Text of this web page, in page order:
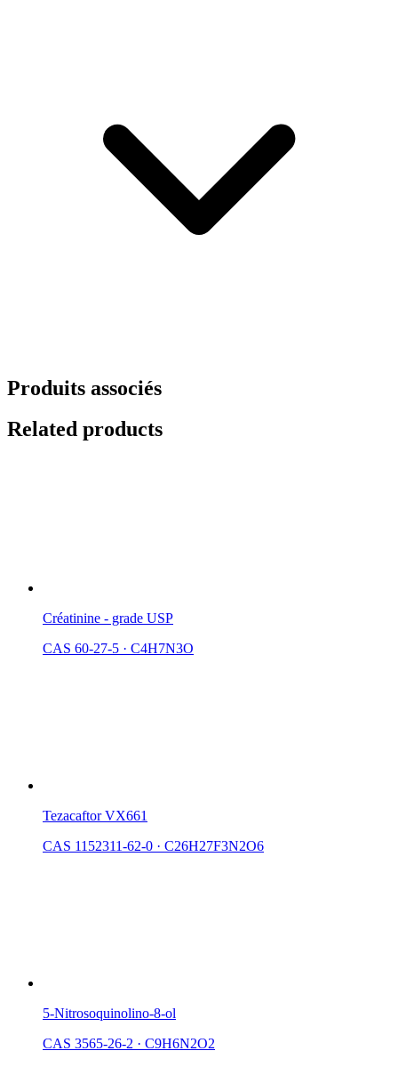
Produits associés
Related products
Créatinine - grade USP
CAS 60-27-5 · C4H7N3O
Tezacaftor VX661
CAS 1152311-62-0 · C26H27F3N2O6
5-Nitrosoquinolino-8-ol
CAS 3565-26-2 · C9H6N2O2